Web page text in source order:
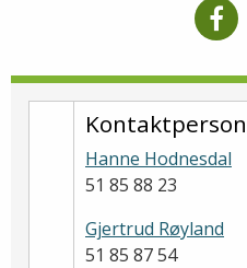
Kontaktperson
Hanne Hodnesdal
51 85 88 23
Gjertrud Røyland
51 85 87 54